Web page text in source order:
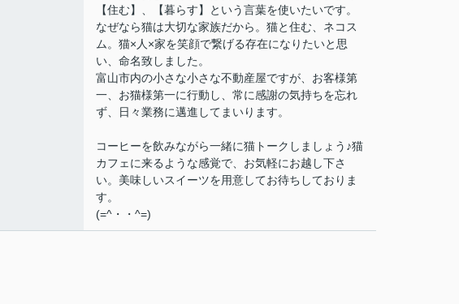
【住む】、【暮らす】という言葉を使いたいです。
なぜなら猫は大切な家族だから。猫と住む、ネコス
ム。猫×人×家を笑顔で繋げる存在になりたいと思
い、命名致しました。
富山市内の小さな小さな不動産屋ですが、お客様第
一、お猫様第一に行動し、常に感謝の気持ちを忘れ
ず、日々業務に邁進してまいります。
コーヒーを飲みながら一緒に猫トークしましょう♪猫
カフェに来るような感覚で、お気軽にお越し下さ
い。美味しいスイーツを用意してお待ちしておりま
す。
(=^・・^=)